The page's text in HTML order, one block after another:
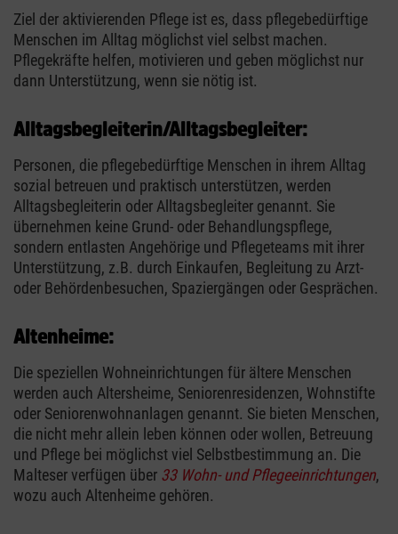
Ziel der aktivierenden Pflege ist es, dass pflegebedürftige
Menschen im Alltag möglichst viel selbst machen.
Pflegekräfte helfen, motivieren und geben möglichst nur
dann Unterstützung, wenn sie nötig ist.
Alltagsbegleiterin/Alltagsbegleiter:
Personen, die pflegebedürftige Menschen in ihrem Alltag
sozial betreuen und praktisch unterstützen, werden
Alltagsbegleiterin oder Alltagsbegleiter genannt. Sie
übernehmen keine Grund- oder Behandlungspflege,
sondern entlasten Angehörige und Pflegeteams mit ihrer
Unterstützung, z.B. durch Einkaufen, Begleitung zu Arzt-
oder Behördenbesuchen, Spaziergängen oder Gesprächen.
Altenheime:
Die speziellen Wohneinrichtungen für ältere Menschen
werden auch Altersheime, Seniorenresidenzen, Wohnstifte
oder Seniorenwohnanlagen genannt. Sie bieten Menschen,
die nicht mehr allein leben können oder wollen, Betreuung
und Pflege bei möglichst viel Selbstbestimmung an. Die
Malteser verfügen über 33 Wohn- und Pflegeeinrichtungen,
wozu auch Altenheime gehören.